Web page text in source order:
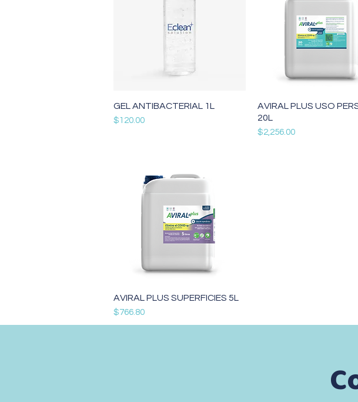
Vista rápida
GEL ANTIBACTERIAL 1L
Precio
$120.00
Vista rápida
AVIRAL PLUS USO
20L
Precio
$2,256.00
Vista rápida
AVIRAL PLUS SUPERFICIES 5L
Precio
$766.80